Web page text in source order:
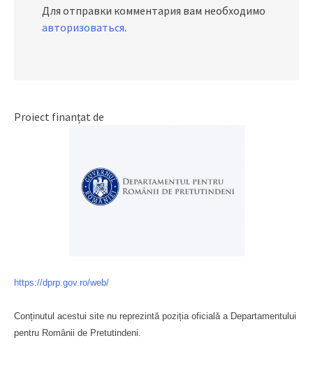
Для отправки комментария вам необходимо
авторизоваться.
Proiect finanțat de
https://dprp.gov.ro/web/
Conținutul acestui site nu reprezintă poziția oficială a Departamentului
pentru Românii de Pretutindeni.